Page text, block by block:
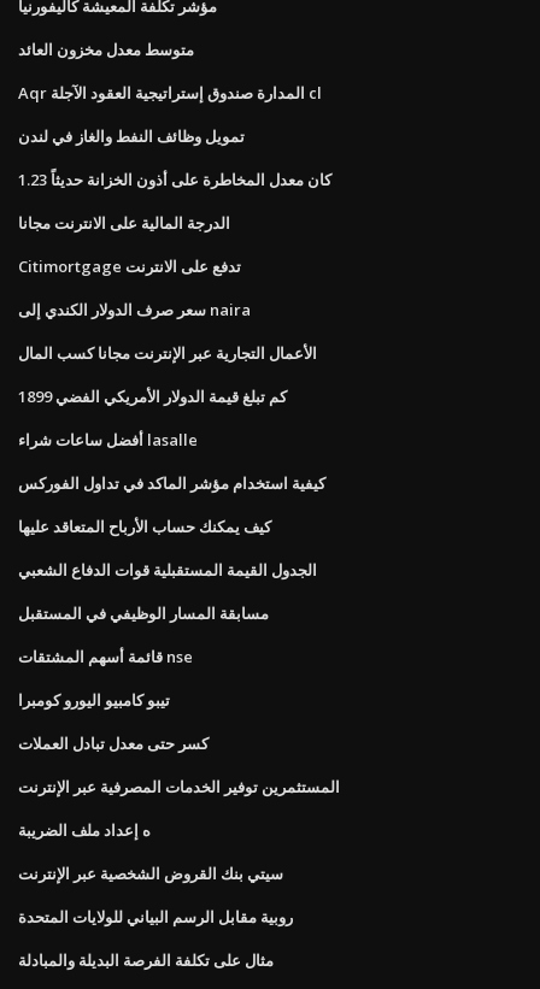
مؤشر تكلفة المعيشة كاليفورنيا
متوسط ​​معدل مخزون العائد
Aqr المدارة صندوق إستراتيجية العقود الآجلة cl
تمويل وظائف النفط والغاز في لندن
كان معدل المخاطرة على أذون الخزانة حديثاً 1.23
الدرجة المالية على الانترنت مجانا
Citimortgage تدفع على الانترنت
سعر صرف الدولار الكندي إلى naira
الأعمال التجارية عبر الإنترنت مجانا كسب المال
كم تبلغ قيمة الدولار الأمريكي الفضي 1899
أفضل ساعات شراء lasalle
كيفية استخدام مؤشر الماكد في تداول الفوركس
كيف يمكنك حساب الأرباح المتعاقد عليها
الجدول القيمة المستقبلية قوات الدفاع الشعبي
مسابقة المسار الوظيفي في المستقبل
قائمة أسهم المشتقات nse
تيبو كامبيو اليورو كومبرا
كسر حتى معدل تبادل العملات
المستثمرين توفير الخدمات المصرفية عبر الإنترنت
ه إعداد ملف الضريبة
سيتي بنك القروض الشخصية عبر الإنترنت
روبية مقابل الرسم البياني للولايات المتحدة
مثال على تكلفة الفرصة البديلة والمبادلة